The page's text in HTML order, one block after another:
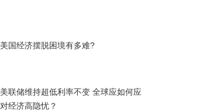
美国经济摆脱困境有多难?
美联储维持超低利率不变 全球应如何应
对经济高隐忧？